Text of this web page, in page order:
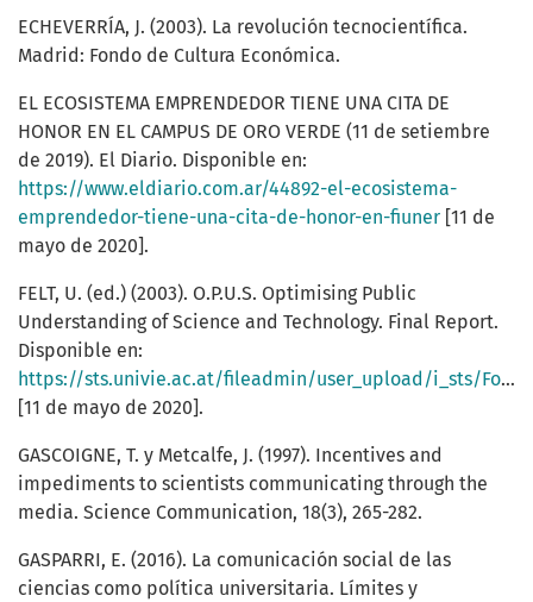
ECHEVERRÍA, J. (2003). La revolución tecnocientífica.
Madrid: Fondo de Cultura Económica.
EL ECOSISTEMA EMPRENDEDOR TIENE UNA CITA DE
HONOR EN EL CAMPUS DE ORO VERDE (11 de setiembre
de 2019). El Diario. Disponible en:
https://www.eldiario.com.ar/44892-el-ecosistema-
emprendedor-tiene-una-cita-de-honor-en-fiuner [11 de
mayo de 2020].
FELT, U. (ed.) (2003). O.P.U.S. Optimising Public
Understanding of Science and Technology. Final Report.
Disponible en:
https://sts.univie.ac.at/fileadmin/user_upload/i_sts/Forschung/Projekte_abgeschlossen/final_report_opus.pdf
[11 de mayo de 2020].
GASCOIGNE, T. y Metcalfe, J. (1997). Incentives and
impediments to scientists communicating through the
media. Science Communication, 18(3), 265-282.
GASPARRI, E. (2016). La comunicación social de las
ciencias como política universitaria. Límites y